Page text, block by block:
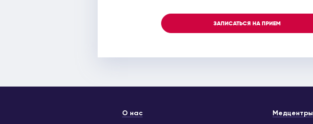
ЗАПИСАТЬСЯ НА ПРИЕМ
О нас Медцентры